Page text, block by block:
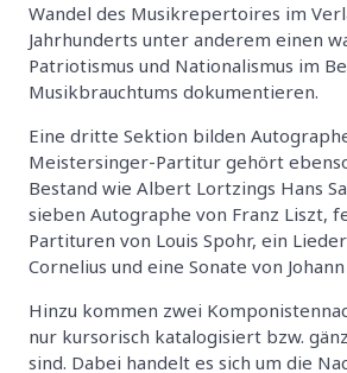
Wandel des Musikrepertoires im
Jahrhunderts unter anderem einen
Patriotismus und Nationalismus im
Musikbrauchtums dokumentieren.
Eine dritte Sektion bilden
Meistersinger-Partitur gehört
Bestand wie Albert Lortzings Hans
sieben Autographe von Franz Liszt,
Partituren von Louis Spohr, ein
Cornelius und eine Sonate von
Hinzu kommen zwei
nur kursorisch katalogisiert bzw.
sind. Dabei handelt es sich um die